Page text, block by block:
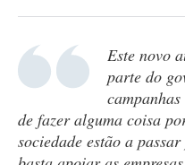
Este novo
parte do
de fazer alguma coisa
sociedade estão a